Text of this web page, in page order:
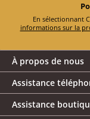
informations sur la
À propos de nous
Assistance
Assistance